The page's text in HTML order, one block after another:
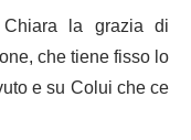
la grazia di
che tiene fisso lo
e su Colui che ce